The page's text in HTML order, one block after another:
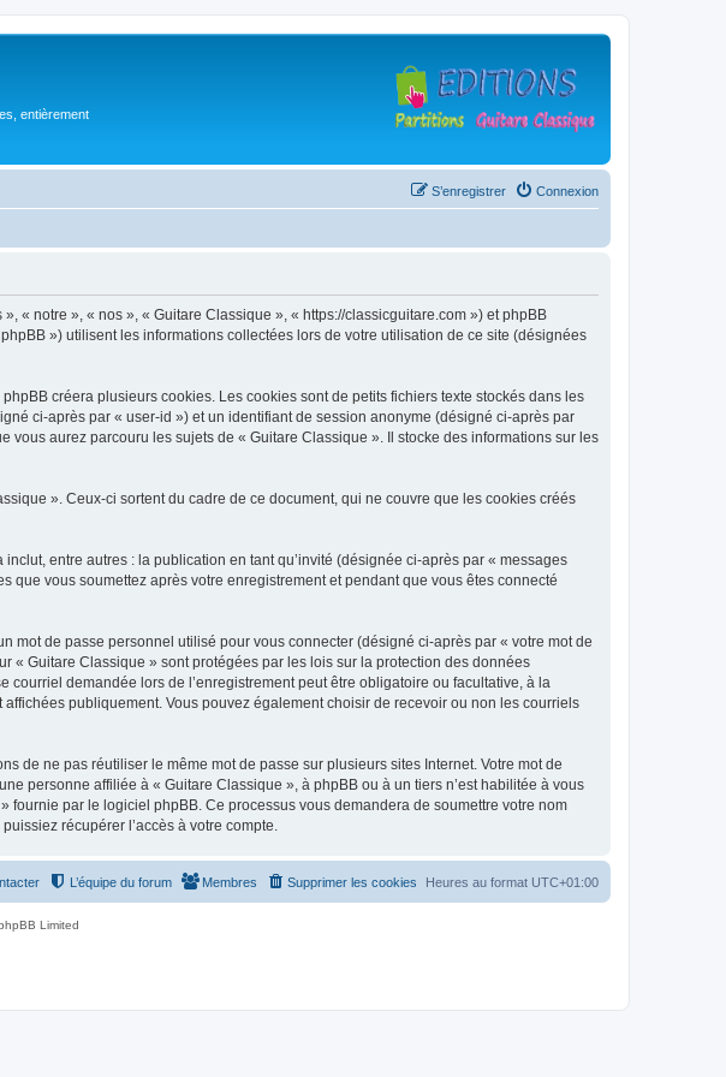
entièrement
Connexion
S’enregistrer
« notre », « nos », « Guitare Classique », « https://classicguitare.com ») et phpBB
») utilisent les informations collectées lors de votre utilisation de ce site (désignées
créera plusieurs cookies. Les cookies sont de petits fichiers texte stockés dans les
ci-après par « user-id ») et un identifiant de session anonyme (désigné ci-après par
aurez parcouru les sujets de « Guitare Classique ». Il stocke des informations sur les
». Ceux-ci sortent du cadre de ce document, qui ne couvre que les cookies créés
entre autres : la publication en tant qu’invité (désignée ci-après par « messages
que vous soumettez après votre enregistrement et pendant que vous êtes connecté
mot de passe personnel utilisé pour vous connecter (désigné ci-après par « votre mot de
« Guitare Classique » sont protégées par les lois sur la protection des données
demandée lors de l’enregistrement peut être obligatoire ou facultative, à la
publiquement. Vous pouvez également choisir de recevoir ou non les courriels
de ne pas réutiliser le même mot de passe sur plusieurs sites Internet. Votre mot de
personne affiliée à « Guitare Classique », à phpBB ou à un tiers n’est habilitée à vous
fournie par le logiciel phpBB. Ce processus vous demandera de soumettre votre nom
récupérer l’accès à votre compte.
Heures au format UTC+01:00
Supprimer les cookies
Membres
L’équipe du forum
Limited